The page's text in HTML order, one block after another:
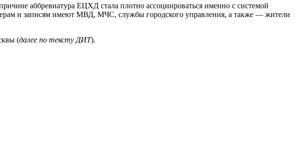
аббревиатура ЕЦХД стала плотно ассоциироваться именно с системой
и записям имеют МВД, МЧС, службы городского управления, а также — жители
(далее по тексту ДИТ).